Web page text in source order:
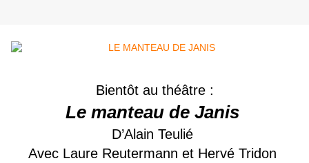
Bientôt au théâtre :
Le manteau de Janis
D’Alain Teulié
Avec Laure Reutermann et Hervé Tridon